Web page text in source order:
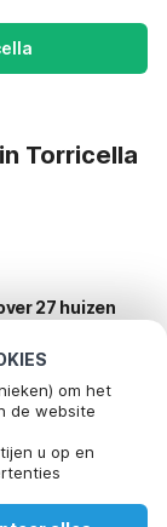
om het
de website
u op en
Torricella
27 huizen
voor